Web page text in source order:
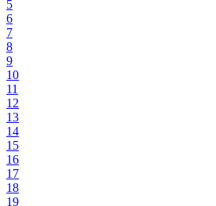
5
6
7
8
9
10
11
12
13
14
15
16
17
18
19